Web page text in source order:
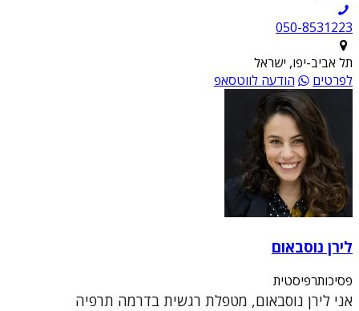
050-8531223
תל אביב-יפו, ישראל
לפרטים
הודעה לווטסאפ
לירן נוסבאום
פסיכותרפיסטית
אני לירן נוסבאום, מטפלת רגשית בדרמה תרפיה